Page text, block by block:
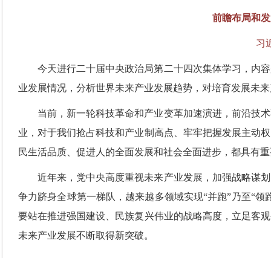
前瞻布局和
习
今天进行二十届中央政治局第二十四次集体学习，内
业发展情况，分析世界未来产业发展趋势，对培育发展未
当前，新一轮科技革命和产业变革加速演进，前沿技
业，对于我们抢占科技和产业制高点、牢牢把握发展主动
民生活品质、促进人的全面发展和社会全面进步，都具有
近年来，党中央高度重视未来产业发展，加强战略谋
争力跻身全球第一梯队，越来越多领域实现“并跑”乃至“
要站在推进强国建设、民族复兴伟业的战略高度，立足客
未来产业发展不断取得新突破。